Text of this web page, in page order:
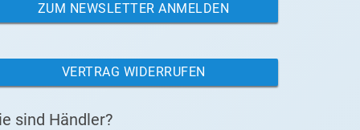
ZUM NEWSLETTER ANMELDEN
VERTRAG WIDERRUFEN
sind Händler?